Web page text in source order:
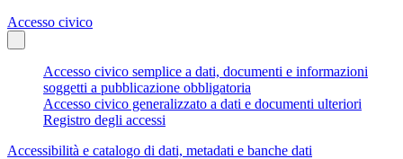
Accesso civico
Accesso civico semplice a dati, documenti e informazioni
soggetti a pubblicazione obbligatoria
Accesso civico generalizzato a dati e documenti ulteriori
Registro degli accessi
Accessibilità e catalogo di dati, metadati e banche dati